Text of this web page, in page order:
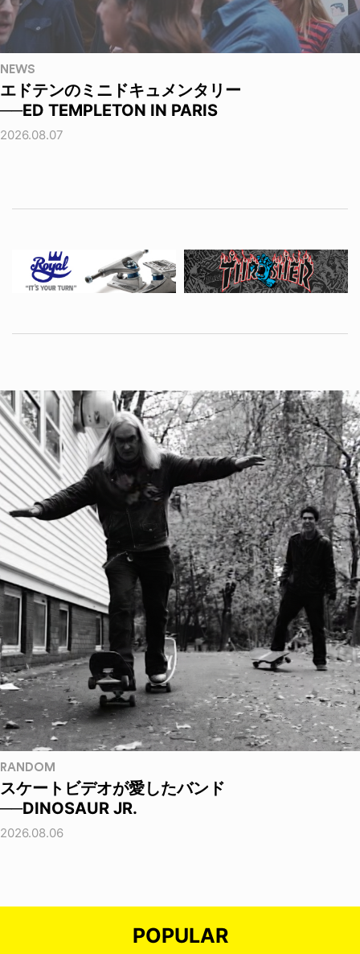
NEWS
エドテンのミニドキュメンタリー
──ED TEMPLETON IN PARIS
2026.08.07
RANDOM
スケートビデオが愛したバンド
──DINOSAUR JR.
2026.08.06
POPULAR